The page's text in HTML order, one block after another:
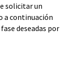
solicitar un
a continuación
deseadas por